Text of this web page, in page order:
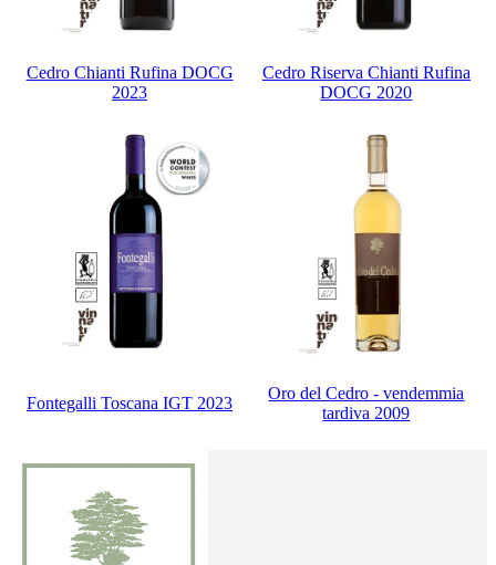
Cedro Chianti Rufina DOCG
2023
Cedro Riserva Chianti Rufina
DOCG 2020
Fontegalli Toscana IGT 2023
Oro del Cedro - vendemmia
tardiva 2009